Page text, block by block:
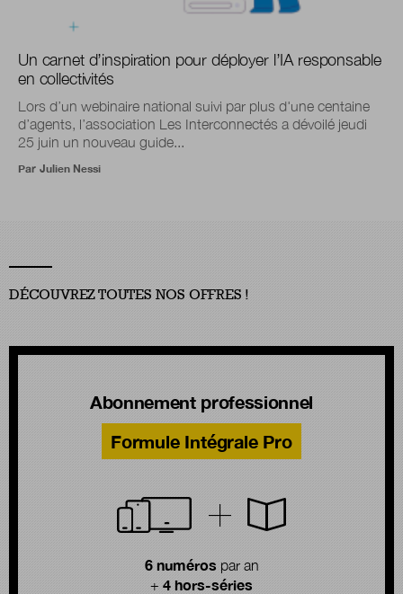
Un carnet d’inspiration pour déployer l’IA responsable
en collectivités
Lors d’un webinaire national suivi par plus d'une centaine
d’agents, l’association Les Interconnectés a dévoilé jeudi
25 juin un nouveau guide...
Par Julien Nessi
DÉCOUVREZ TOUTES NOS OFFRES !
Abonnement professionnel
Formule Intégrale Pro
6 numéros par an
+ 4 hors-séries